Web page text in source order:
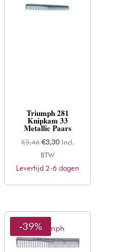
Triumph 281
Knipkam 33
Metallic Paars
€5,46 Oorspronkelijke
prijs
was:
€3,30Huidige
is:
Incl.
BTW
Levertijd 2-6 dagen
Thriumph
-39%